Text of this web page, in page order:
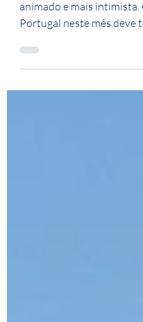
Portugal
animado e mais intimista.
Portugal neste mês deve
lugares bem,...